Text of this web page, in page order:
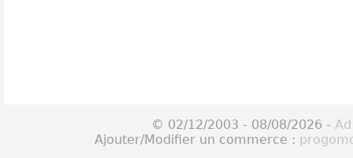
© 02/12/2003 - 08/08/2026 -
Ajouter/Modifier un commerce :